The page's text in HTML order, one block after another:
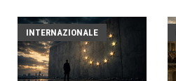
INTERNAZIONALE